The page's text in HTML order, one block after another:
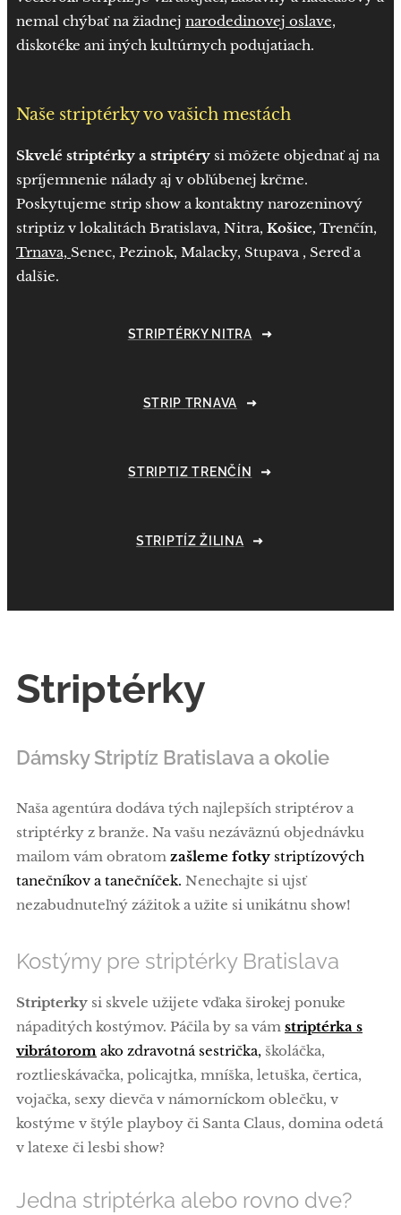
nemal chýbať na žiadnej narodedinovej oslave,
diskotéke ani iných kultúrnych podujatiach.
Naše striptérky vo vašich mestách
Skvelé striptérky a striptéry si môžete objednať aj na
spríjemnenie nálady aj v obľúbenej krčme.
Poskytujeme strip show a kontaktny narozeninový
striptiz v lokalitách Bratislava, Nitra, Košice, Trenčín,
Trnava, Senec, Pezinok, Malacky, Stupava , Sereď a
dalšie.
STRIPTÉRKY NITRA
STRIP TRNAVA
STRIPTIZ TRENČÍN
STRIPTÍZ ŽILINA
Striptérky
Dámsky Striptíz Bratislava a okolie
Naša agentúra dodáva tých najlepších striptérov a
striptérky z branže. Na vašu nezáväznú objednávku
mailom vám obratom zašleme fotky striptízových
tanečníkov a tanečníček. Nenechajte si ujsť
nezabudnuteľný zážitok a užite si unikátnu show!
Kostýmy pre striptérky Bratislava
Stripterky si skvele užijete vďaka širokej ponuke
nápaditých kostýmov. Páčila by sa vám striptérka s
vibrátorom ako zdravotná sestrička, školáčka,
roztlieskávačka, policajtka, mníška, letuška, čertica,
vojačka, sexy dievča v námorníckom oblečku, v
kostýme v štýle playboy či Santa Claus, domina odetá
v latexe či lesbi show?
Jedna striptérka alebo rovno dve?